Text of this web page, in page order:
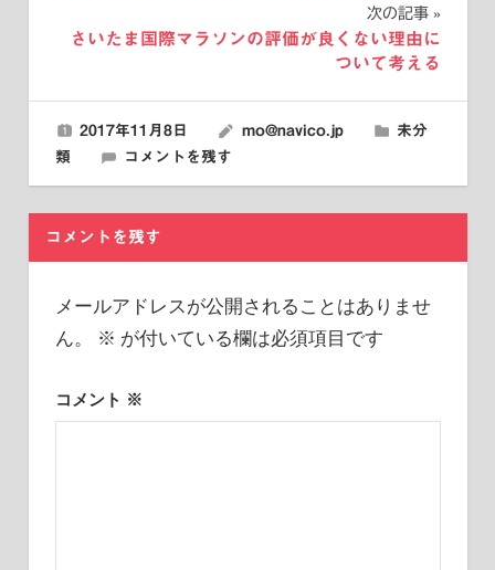
ゲ
ー
シ
ョ
次の記事
さいたま国際マラソンの評価が良くない理由に
ついて考える
2017年11月8日 mo@navico.jp
未分
類
コメントを残す
コメントを残す
メールアドレスが公開されることはありませ
ん。
※ が付いている欄は必須項目です
コメント ※